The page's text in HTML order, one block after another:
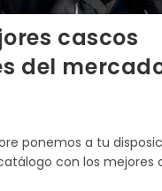
cascos
del
ponemos a tu
con los mejores